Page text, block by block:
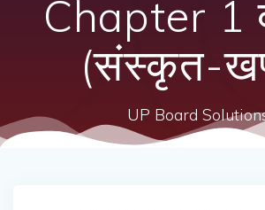
Chapter 1
(संस्कृत-
UP Board